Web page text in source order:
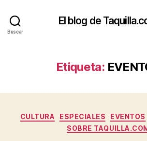
Buscar
El blog de
Etiqueta:
Categorías
CULTURA ESPECIALES EVENTOS
SOBRE